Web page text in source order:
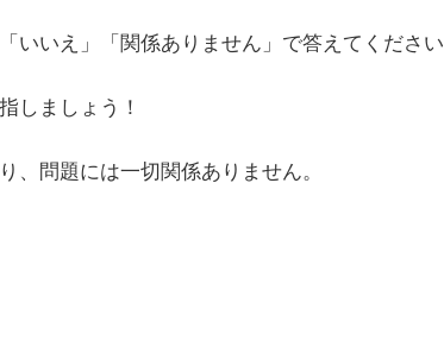
いいえ」「関係ありません」で答えてください
しましょう！
問題には一切関係ありません。